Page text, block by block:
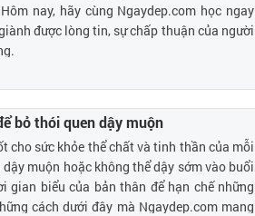
nay, hãy cùng Ngaydep.com học ngay
được lòng tin, sự chấp thuận của người
bỏ thói quen dậy muộn
cho sức khỏe thể chất và tinh thần của mỗi
muộn hoặc không thể dậy sớm vào buổi
gian biểu của bản thân để hạn chế những
cách dưới đây mà Ngaydep.com mang